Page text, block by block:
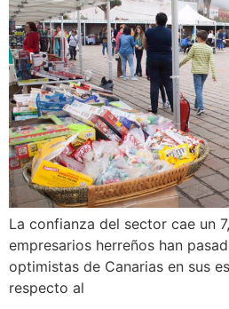
La confianza del sector cae un
empresarios herreños han
optimistas de Canarias en sus
respecto al